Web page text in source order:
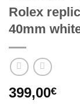
Rolex
40mm
399,00€